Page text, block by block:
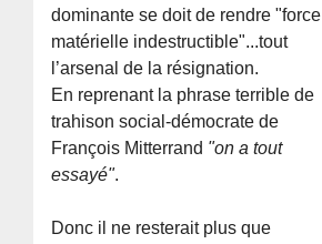
dominante se doit de rendre "force
matérielle indestructible"...tout
l’arsenal de la résignation.
En reprenant la phrase terrible de
trahison social-démocrate de
François Mitterrand "on a tout
essayé".
Donc il ne resterait plus que